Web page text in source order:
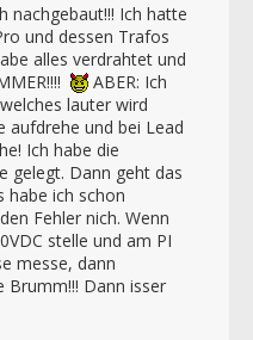
nachgebaut!!! Ich hatte
und dessen Trafos
alles verdrahtet und
ABER: Ich
lauter wird
aufdrehe und bei Lead
Ich habe die
gelegt. Dann geht das
habe ich schon
Fehler nich. Wenn
stelle und am PI
messe, dann
Brumm!!! Dann isser